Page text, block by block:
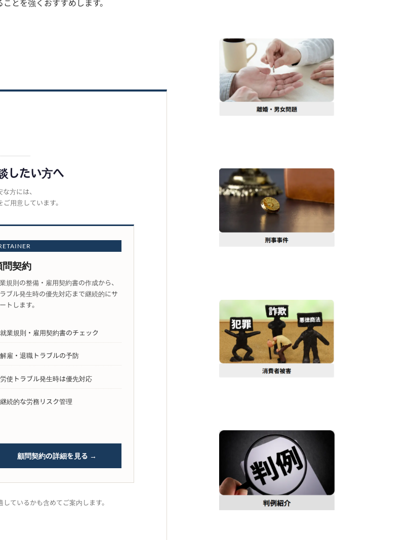
とを強くおすすめします。
したい方へ
方には、
用意しています。
問契約
規則の整備・雇用契約書の作成から、
ラブル発生時の優先対応まで継続的にサ
トします。
業規則・雇用契約書のチェック
雇・退職トラブルの予防
使トラブル発生時は優先対応
続的な労務リスク管理
顧問契約の詳細を見る →
ているかも含めてご案内します。